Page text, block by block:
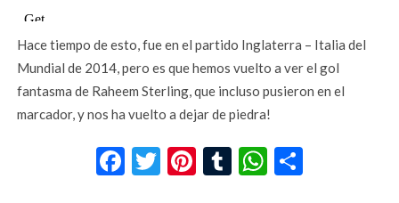
Hace tiempo de esto, fue en el partido Inglaterra – Italia del
Mundial de 2014, pero es que hemos vuelto a ver el gol
fantasma de Raheem Sterling, que incluso pusieron en el
marcador, y nos ha vuelto a dejar de piedra!
Facebook
Twitter
Pinterest
TumblrWhatsApp